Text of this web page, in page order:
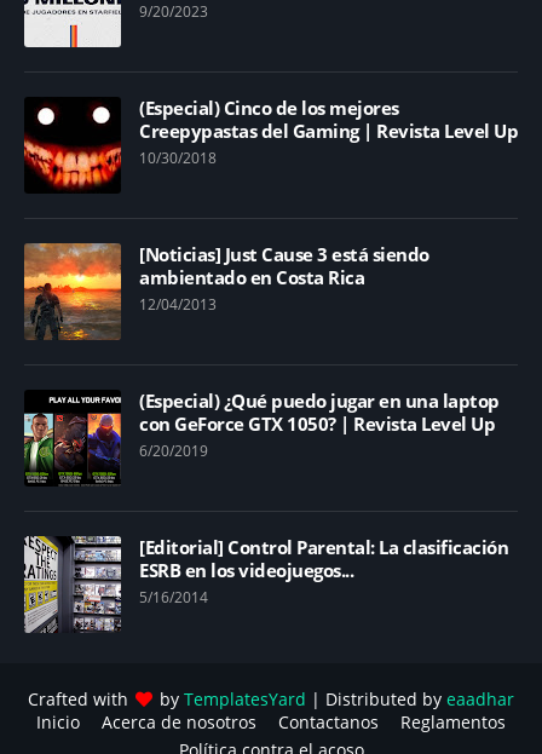
9/20/2023
(Especial) Cinco de los mejores
Creepypastas del Gaming | Revista Level Up
10/30/2018
[Noticias] Just Cause 3 está siendo
ambientado en Costa Rica
12/04/2013
(Especial) ¿Qué puedo jugar en una laptop
con GeForce GTX 1050? | Revista Level Up
6/20/2019
[Editorial] Control Parental: La clasificación
ESRB en los videojuegos...
5/16/2014
Crafted with by TemplatesYard | Distributed by eaadhar
Inicio
Acerca de nosotros Contactanos
Reglamentos